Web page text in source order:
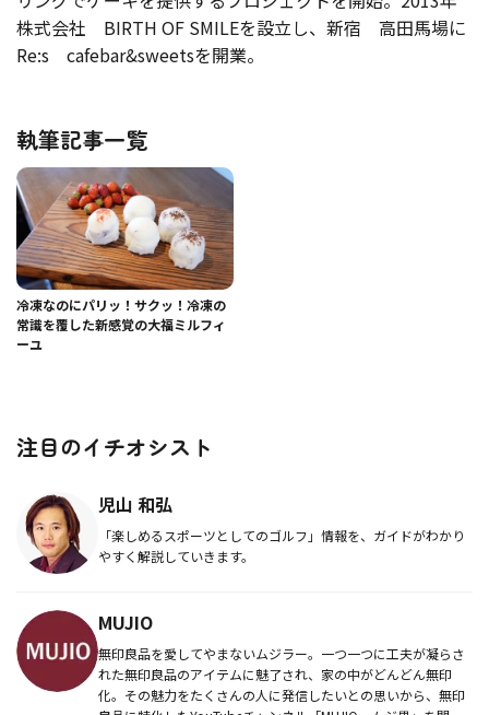
株式会社 BIRTH OF SMILEを設立し、新宿 高田馬場に
Re:s cafebar&sweetsを開業。
執筆記事一覧
冷凍なのにパリッ！サクッ！冷凍の
常識を覆した新感覚の大福ミルフィ
ーユ
注目のイチオシスト
児山 和弘
「楽しめるスポーツとしてのゴルフ」情報を、ガイドがわかり
やすく解説していきます。
MUJIO
無印良品を愛してやまないムジラー。一つ一つに工夫が凝らさ
れた無印良品のアイテムに魅了され、家の中がどんどん無印
化。その魅力をたくさんの人に発信したいとの思いから、無印